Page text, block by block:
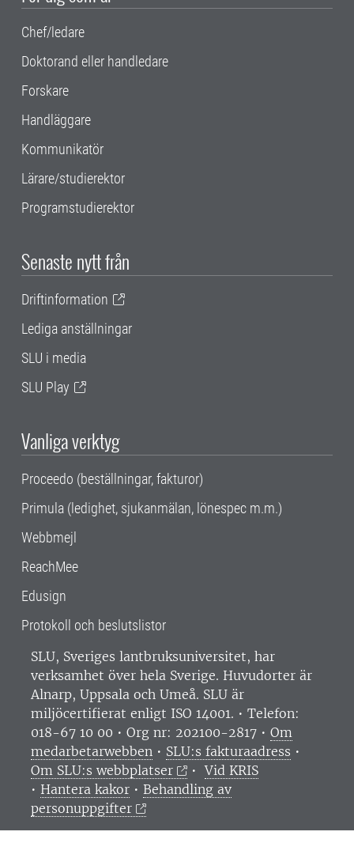
Chef/ledare
Doktorand eller handledare
Forskare
Handläggare
Kommunikatör
Lärare/studierektor
Programstudierektor
Senaste nytt från
Driftinformation
Lediga anställningar
SLU i media
SLU Play
Vanliga verktyg
Proceedo (beställningar, fakturor)
Primula (ledighet, sjukanmälan, lönespec m.m.)
Webbmejl
ReachMee
Edusign
Protokoll och beslutslistor
SLU, Sveriges lantbruksuniversitet, har
verksamhet över hela Sverige. Huvudorter är
Alnarp, Uppsala och Umeå. SLU är
miljöcertifierat enligt ISO 14001. • Telefon:
018-67 10 00 • Org nr: 202100-2817 • Om
medarbetarwebben • SLU:s fakturaadress •
Om SLU:s webbplatser
•Vid KRIS
• Hantera kakor • Behandling av
personuppgifter